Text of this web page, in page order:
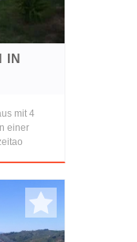
IN
mit 4
einer